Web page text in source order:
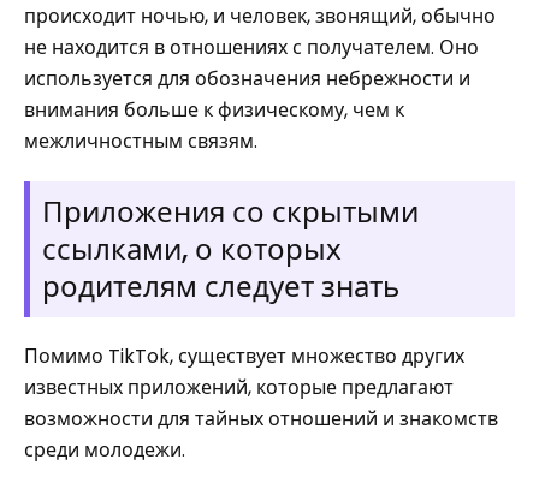
происходит ночью, и человек, звонящий, обычно
не находится в отношениях с получателем. Оно
используется для обозначения небрежности и
внимания больше к физическому, чем к
межличностным связям.
Приложения со скрытыми
ссылками, о которых
родителям следует знать
Помимо TikTok, существует множество других
известных приложений, которые предлагают
возможности для тайных отношений и знакомств
среди молодежи.